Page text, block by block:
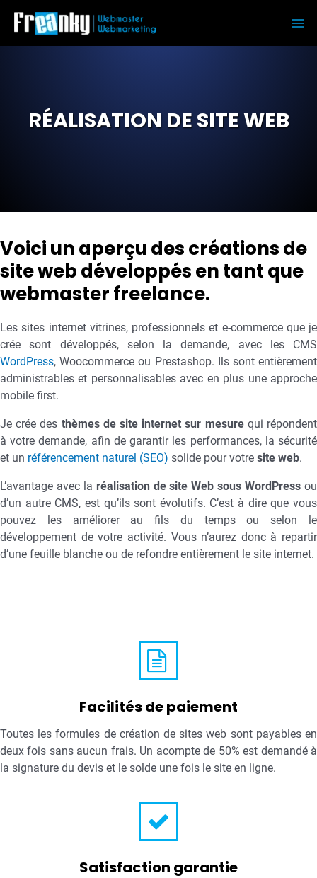
RÉALISATION DE SITE WEB
Voici un aperçu des créations de
site web développés en tant que
webmaster freelance.
Les sites internet vitrines, professionnels et e-commerce que je
crée sont développés, selon la demande, avec les CMS
WordPress, Woocommerce ou Prestashop. Ils sont entièrement
administrables et personnalisables avec en plus une approche
mobile first.
Je crée des thèmes de site internet sur mesurequi répondent
à votre demande, afin de garantir les performances, la sécurité
et un référencement naturel (SEO) solide pour votre site web.
L’avantage avec la réalisation de site Web sous WordPress ou
d’un autre CMS, est qu’ils sont évolutifs. C’est à dire que vous
pouvez les améliorer au fils du temps ou selon le
développement de votre activité. Vous n’aurez donc à repartir
d’une feuille blanche ou de refondre entièrement le site internet.
Facilités de paiement
Toutes les formules de création de sites web sont payables en
deux fois sans aucun frais. Un acompte de 50% est demandé à
la signature du devis et le solde une fois le site en ligne.
Satisfaction garantie